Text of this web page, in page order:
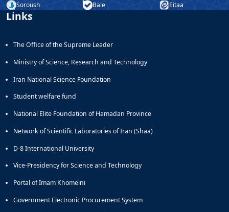
Soroush Bale Eitaa
Links
The Office of the Supreme Leader
Ministry of Science, Research and Technology
Iran National Science Foundation
Student welfare fund
National Elite Foundation of Hamadan Province
Network of Scientific Laboratories of Iran (Shaa)
D-8 International University
Vice-Presidency for Science and Technology
Portal of Imam Khomeini
Government Electronic Procurement System